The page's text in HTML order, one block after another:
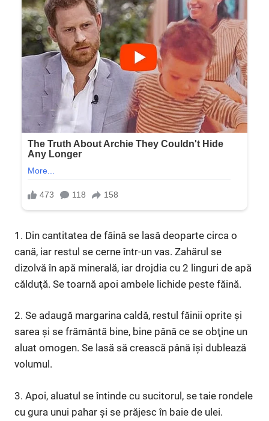
1. Din cantitatea de făină se lasă deopar­te circa o
cană, iar restul se cerne într-un vas. Zahărul se
dizolvă în apă minerală, iar drojdia cu 2 linguri de apă
călduţă. Se toarnă apoi ambele lichide peste făină.
2. Se adaugă margarina caldă, restul făinii oprite şi
sarea şi se frământă bine, bine până ce se obţine un
aluat omo­gen. Se lasă să crească până îşi dublează
volumul.
3. Apoi, aluatul se întinde cu sucitorul, se taie rondele
cu gura unui pahar şi se prăjesc în baie de ulei.